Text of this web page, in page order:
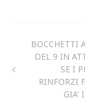
BOCCHETTI
DEL 9 IN
SE I
RINFORZI
GIA'